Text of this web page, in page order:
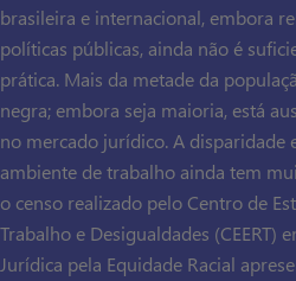
brasileira e internacional, embora
políticas públicas, ainda não é
prática. Mais da metade da
negra; embora seja maioria, está
no mercado jurídico. A disparidade
ambiente de trabalho ainda tem
o censo realizado pelo Centro de
Trabalho e Desigualdades (CEERT)
Jurídica pela Equidade Racial